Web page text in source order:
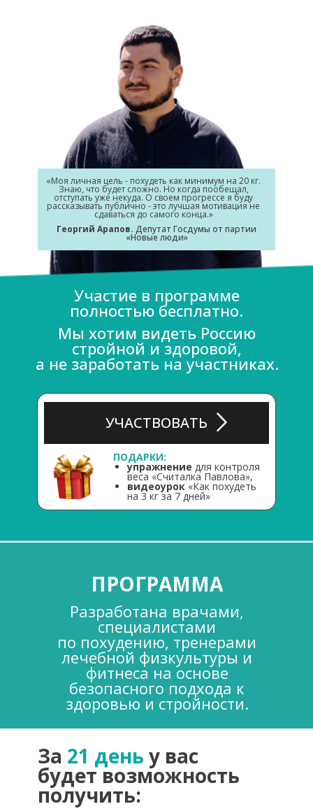
УЧАСТВОВАТЬ
ПОДАРКИ:
упражнение для контроля
веса «Считалка Павлова»,
видеоурок «Как похудеть
на 3 кг за 7 дней»
Георгий Арапов. Депутат Госдумы от партии
«Новые люди»
«Моя личная цель - похудеть как минимум на 20 кг.
Знаю, что будет сложно. Но когда пообещал,
отступать уже некуда. О своем прогрессе я буду
рассказывать публично - это лучшая мотивация не
сдаваться до самого конца.»
Мы хотим видеть Россию
стройной и здоровой,
а не заработать на участниках.
Участие в программе
полностью бесплатно.
За 21 день у вас
будет возможность
получить:
ПРОГРАММА
Разработана врачами,
специалистами
по похудению, тренерами
лечебной физкультуры и
фитнеса на основе
безопасного подхода к
здоровью и стройности.